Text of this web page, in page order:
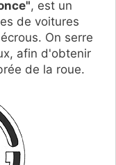
, est un
de voitures
On serre
afin d'obtenir
de la roue.